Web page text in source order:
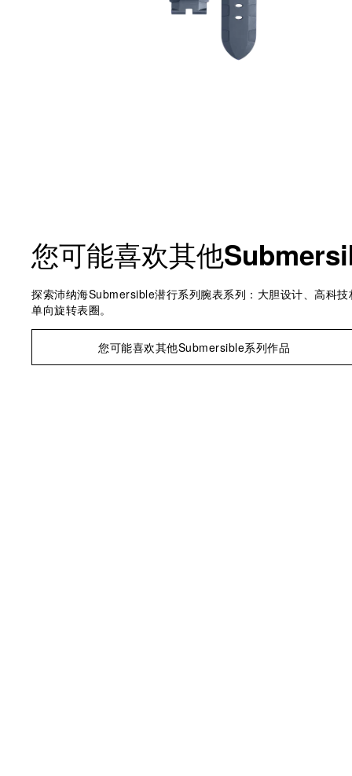
您可能喜欢其他
探索沛纳海Submersible潜行系列腕表系列：大胆设计、高科技
单向旋转表圈。
您可能喜欢其他Submersible系列作品